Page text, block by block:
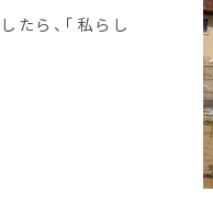
たら、「私らし